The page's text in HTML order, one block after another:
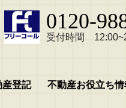
0120-
受付時間
産登記 不動産お役立ち情